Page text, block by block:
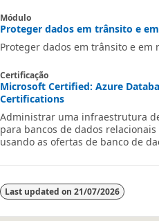
Módulo
Proteger dados em trânsito e
Proteger dados em trânsito e em
Certificação
Microsoft Certified: Azure
Certifications
Administrar uma infraestrutura
para bancos de dados
usando as ofertas de banco de
Last updated on 21/07/2026